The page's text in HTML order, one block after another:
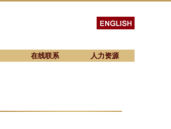
在线联系 人力资源